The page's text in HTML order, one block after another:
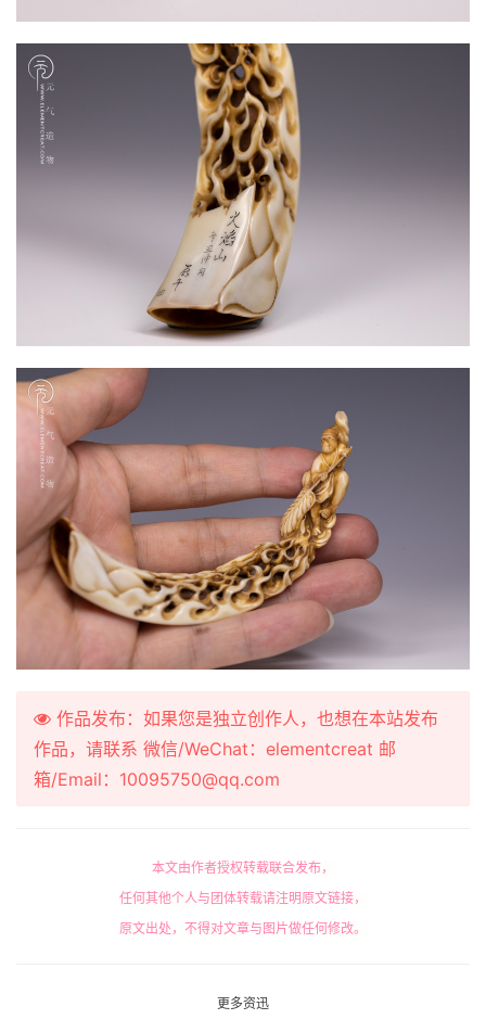
作品发布：如果您是独立创作人，也想在本站发布
作品，请联系 微信/WeChat：elementcreat 邮
箱/Email：10095750@qq.com
本文由作者授权转载联合发布，
任何其他个人与团体转载请注明原文链接，
原文出处，不得对文章与图片做任何修改。
更多资迅